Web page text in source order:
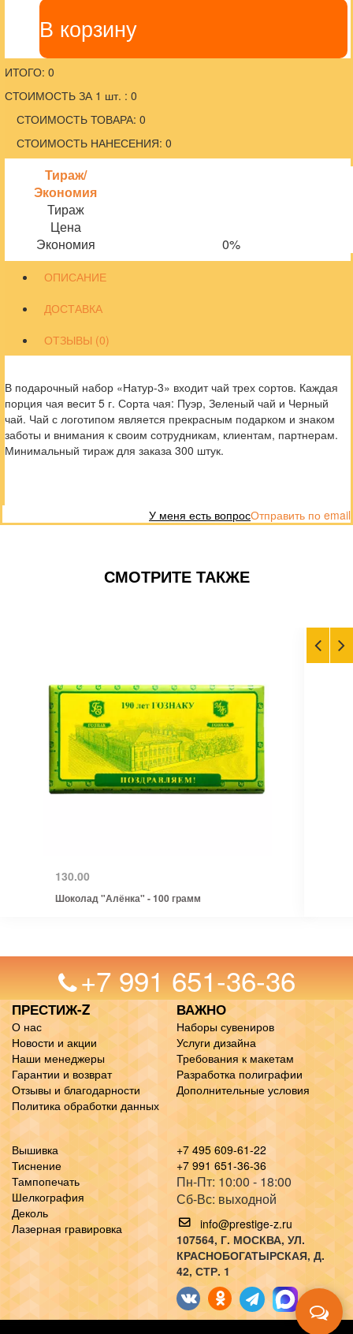
В корзину
ИТОГО: 0
СТОИМОСТЬ ЗА 1 шт. : 0
СТОИМОСТЬ ТОВАРА: 0
СТОИМОСТЬ НАНЕСЕНИЯ: 0
Тираж/
Экономия
Тираж
Цена
Экономия
0%
ОПИСАНИЕ
ДОСТАВКА
ОТЗЫВЫ (0)
В подарочный набор «Натур-3» входит чай трех сортов. Каждая
порция чая весит 5 г. Сорта чая: Пуэр, Зеленый чай и Черный
чай. Чай с логотипом является прекрасным подарком и знаком
заботы и внимания к своим сотрудникам, клиентам, партнерам.
Минимальный тираж для заказа 300 штук.
Отправить по email
У меня есть вопрос
СМОТРИТЕ ТАКЖЕ
130.00
Шоколад "Алёнка" - 100 грамм
+7 991 651-36-36
ПРЕСТИЖ-Z
О нас
Новости и акции
Наши менеджеры
Гарантии и возврат
Отзывы и благодарности
Политика обработки данных
ВАЖНО
Наборы сувениров
Услуги дизайна
Требования к макетам
Разработка полиграфии
Дополнительные условия
Вышивка
Тиснение
Тампопечать
Шелкография
Деколь
Лазерная гравировка
+7 495 609-61-22
+7 991 651-36-36
Пн-Пт: 10:00 - 18:00
Сб-Вс: выходной
info@prestige-z.ru
107564, Г. МОСКВА, УЛ.
КРАСНОБОГАТЫРСКАЯ, Д.
42, СТР. 1